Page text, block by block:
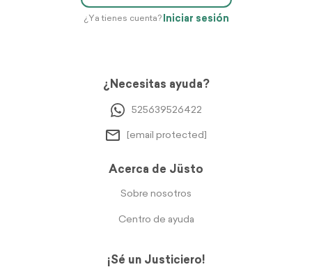
¿Ya tienes cuenta? Iniciar sesión
¿Necesitas ayuda?
525639526422
[email protected]
Acerca de Jüsto
Sobre nosotros
Centro de ayuda
¡Sé un Justiciero!